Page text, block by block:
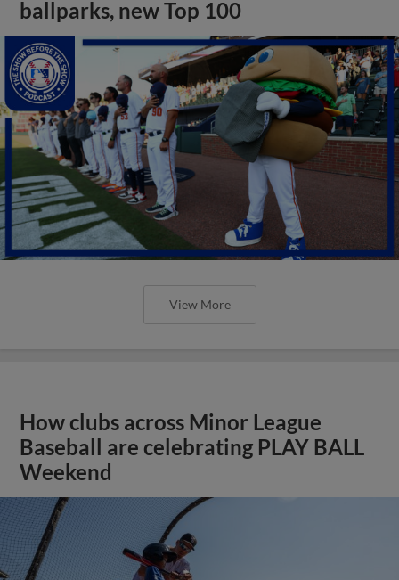
ballparks, new Top 100
View More
How clubs across Minor League
Baseball are celebrating PLAY BALL
Weekend